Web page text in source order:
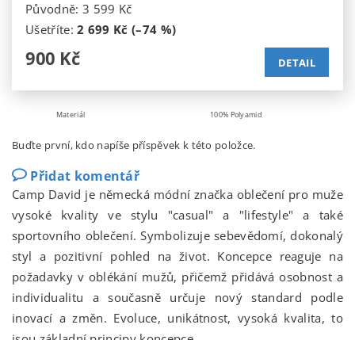
Původně: 3 599 Kč
Ušetříte:2 699 Kč (–74 %)
900 Kč DETAIL
Materiál 100% Polyamid
Buďte první, kdo napíše příspěvek k této položce.
Přidat komentář
Camp David je německá módní značka oblečení pro muže
vysoké kvality ve stylu "casual" a "lifestyle" a také
sportovního oblečení. Symbolizuje sebevědomí, dokonalý
styl a pozitivní pohled na život. Koncepce reaguje na
požadavky v oblékání mužů, přičemž přidává osobnost a
individualitu a současně určuje nový standard podle
inovací a změn. Evoluce, unikátnost, vysoká kvalita, to